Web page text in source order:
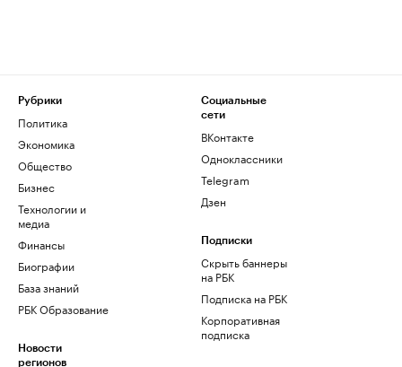
Рубрики
Политика
Экономика
Общество
Бизнес
Технологии и
медиа
Финансы
Биографии
База знаний
РБК Образование
Новости
регионов
Социальные
сети
ВКонтакте
Одноклассники
Telegram
Дзен
Подписки
Скрыть баннеры
на РБК
Подписка на РБК
Корпоративная
подписка